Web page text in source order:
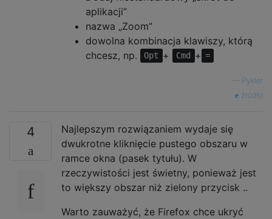
aplikacji”
nazwa „Zoom”
dowolna kombinacja klawiszy, którą
chcesz, np.
Opt + Cmd + =
Pykler
źródło
4
Najlepszym rozwiązaniem wydaje się
dwukrotne kliknięcie pustego obszaru w
ramce okna (pasek tytułu). W
rzeczywistości jest świetny, ponieważ jest
to większy obszar niż zielony przycisk ..
Warto zauważyć, że Firefox chce ukryć